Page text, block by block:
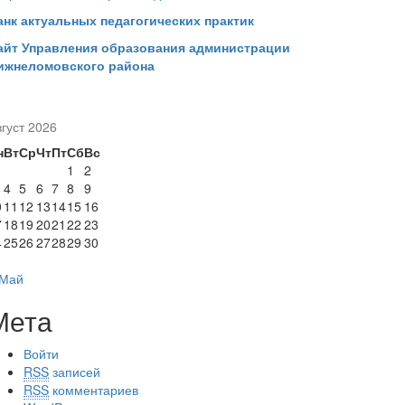
актуальных педагогических практик
Управления образования администрации
района
2026
ВтСрЧтПтСбВс
1
2
4 5 6 7 8 9
11 12 131415 16
1819 2021 22 23
2526 272829 30
Войти
RSS записей
RSS комментариев